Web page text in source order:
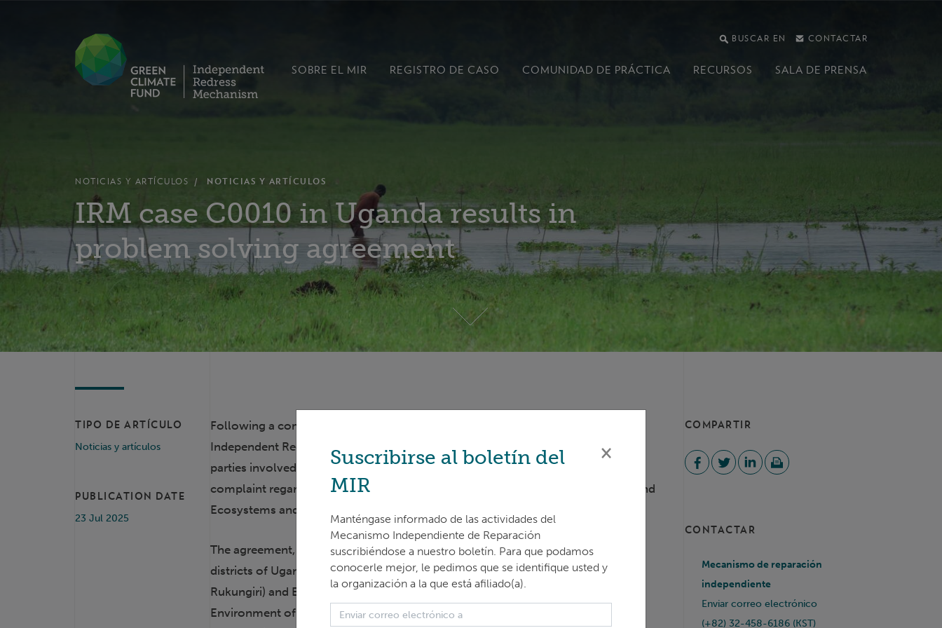
BUSCAR EN CONTACTAR
SOBRE EL MIR REGISTRO DE CASO COMUNIDAD DE PRÁCTICA RECURSOS SALA DE PRENSA
NOTICIAS Y ARTÍCULOS NOTICIAS Y ARTÍCULOS
IRM case C0010 in Uganda results in
problem solving agreement
TIPO DE ARTÍCULO
Noticias y artículos
PUBLICATION DATE
23 Jul 2025
Following a comprehensive dispute resolution process facilitated by the
Independent Redress Mechanism (IRM) of the Green Climate Fund (GCF), the
parties involved in case C0010 Ugandahave reached an agreement on their
complaint regarding GCF project
: Building Resilient Communities, Wetland
Ecosystems and Associated Catchments in Uganda.
The agreement, reached on 3 July 2025, involves complainants from seven
districts of Uganda, in the Southwest (Kabale, Kisoro, Ntungamo, Rukiga, and
Rukungiri) and East (Kibuku and Tororo) and the Ministry of Water and the
Environment of Uganda. While the parties have decided to keep the agreement
COMPARTIR
CONTACTAR
Mecanismo de reparación
independiente
Enviar correo electrónico
(+82) 32-458-6186 (KST)
Suscribirse al boletín del
MIR
×
Manténgase informado de las actividades del
Mecanismo Independiente de Reparación
suscribiéndose a nuestro boletín. Para que podamos
conocerle mejor, le pedimos que se identifique usted y
la organización a la que está afiliado(a).